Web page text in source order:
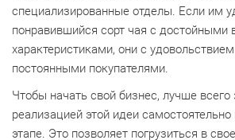
специализированные отделы. Если им
понравившийся сорт чая с достойными
характеристиками, они с
постоянными покупателями.
Чтобы начать свой бизнес, лучше всего
реализацией этой идеи
этапе. Это позволяет погрузиться в